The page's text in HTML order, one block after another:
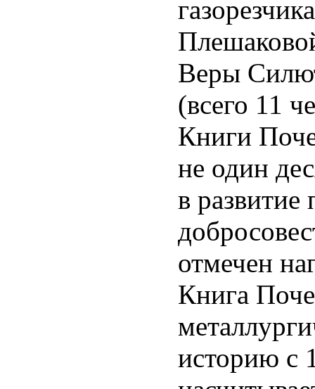
Веры
(всего 11
Книги
не один
в развитие
отмечен
Книга
историю с